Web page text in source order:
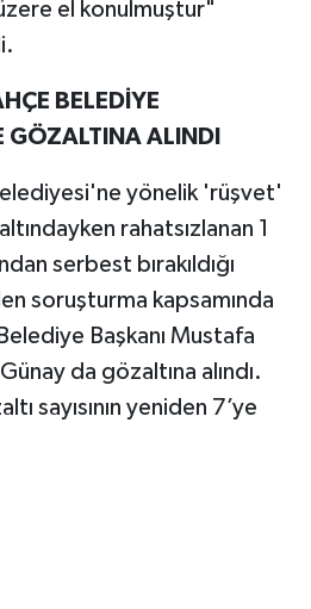
el konulmuştur"
BELEDİYE
GÖZALTINA ALINDI
yönelik 'rüşvet'
rahatsızlanan 1
serbest bırakıldığı
soruşturma kapsamında
Başkanı Mustafa
da gözaltına alındı.
sayısının yeniden 7’ye